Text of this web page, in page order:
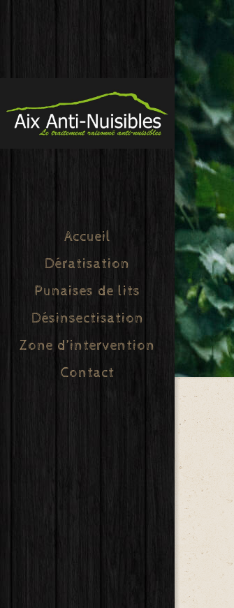
Accueil
Dératisation
Punaises de lits
Désinsectisation
Zone d’intervention
Contact